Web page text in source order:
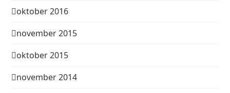
oktober 2016
november 2015
oktober 2015
november 2014